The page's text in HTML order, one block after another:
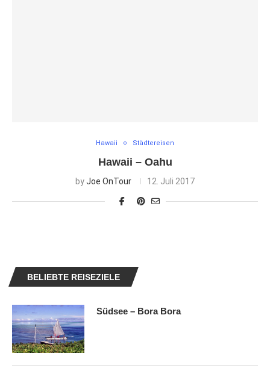
Hawaii Städtereisen
Hawaii – Oahu
byJoe OnTour 12. Juli 2017
BELIEBTE REISEZIELE
Südsee – Bora Bora